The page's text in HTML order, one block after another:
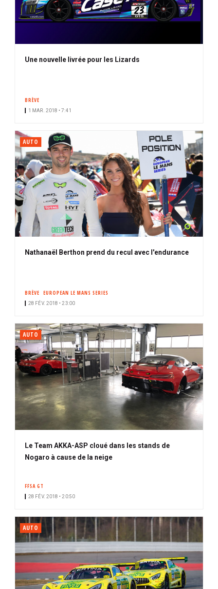
Une nouvelle livrée pour les Lizards
BRÈVE
1 MAR. 2018 • 7:41
AUTO
Nathanaël Berthon prend du recul avec l'endurance
BRÈVE EUROPEAN LE MANS SERIES
28 FÉV. 2018 • 23:00
AUTO
Le Team AKKA-ASP cloué dans les stands de
Nogaro à cause de la neige
FFSA GT
28 FÉV. 2018 • 20:50
AUTO